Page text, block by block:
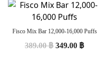
Fisco Mix Bar 12,000-16,000 Puffs
389.00฿ 349.00 ฿